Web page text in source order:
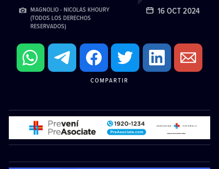
MAGNOLIO - NICOLAS KHOURY
(TODOS LOS DERECHOS
RESERVADOS)
16 OCT 2024
COMPARTIR